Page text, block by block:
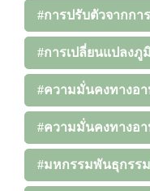
#การปรับตัวจากกา
#การเปลี่ยนแปลงภู
#ความมั่นคงทางอ
#ความมั่นคงทางอ
#มหกรรมพันธุกรร